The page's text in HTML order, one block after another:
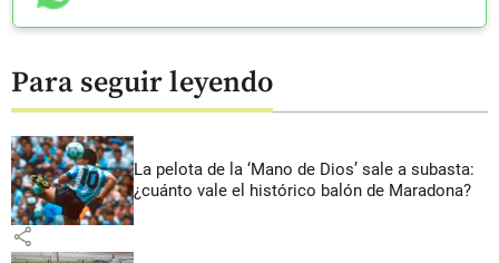
Para seguir leyendo
La pelota de la ‘Mano de Dios’ sale a subasta:
¿cuánto vale el histórico balón de Maradona?
share